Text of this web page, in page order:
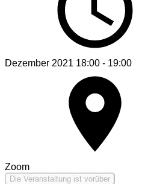
Dezember 2021 18:00 - 19:00
Zoom
Die Veranstaltung ist vorüber